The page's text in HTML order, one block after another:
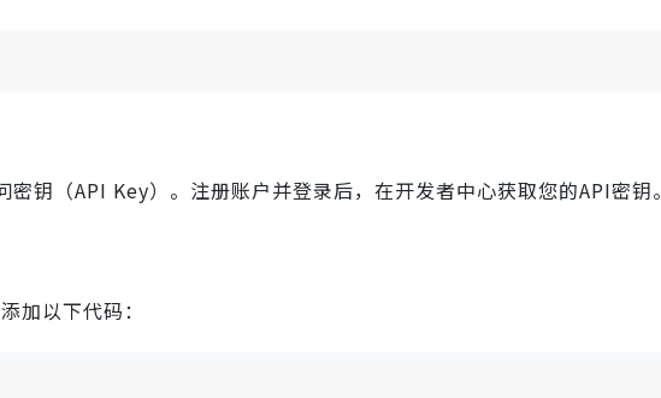
密钥（API Key）。注册账户并登录后，在开发者中心获取您的API密钥。
加以下代码：